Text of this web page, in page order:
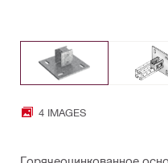
4 IMAGES